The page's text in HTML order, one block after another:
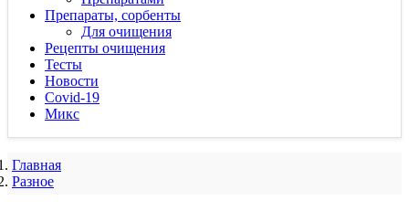
Препараты, сорбенты
Для очищения
Рецепты очищения
Тесты
Новости
Covid-19
Микс
Главная
Разное